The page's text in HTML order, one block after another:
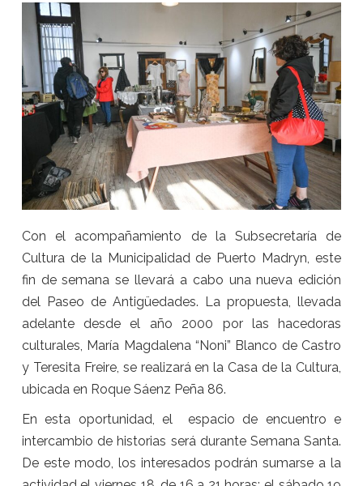
Con el acompañamiento de la Subsecretaría de
Cultura de la Municipalidad de Puerto Madryn, este
fin de semana se llevará a cabo una nueva edición
del Paseo de Antigüedades. La propuesta, llevada
adelante desde el año 2000 por las hacedoras
culturales, María Magdalena “Noni” Blanco de Castro
y Teresita Freire, se realizará en la Casa de la Cultura,
ubicada en Roque Sáenz Peña 86.
En esta oportunidad, el espacio de encuentro e
intercambio de historias será durante Semana Santa.
De este modo, los interesados podrán sumarse a la